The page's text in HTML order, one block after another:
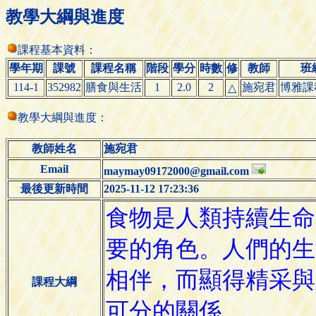
教學大綱與進度
課程基本資料：
學年期
課號 課程名稱 階段 學分 時數 修 教師
班
114-1
352982 膳食與生活 1 2.0 2 △ 施宛君 博雅
教學大綱與進度：
教師姓名
施宛君
Email
maymay09172000@gmail.com
最後更新時間
2025-11-12 17:23:36
課程大綱